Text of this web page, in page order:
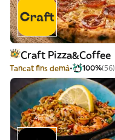
Craft Pizza&Coffee
Tancat fins demà 100%(56)